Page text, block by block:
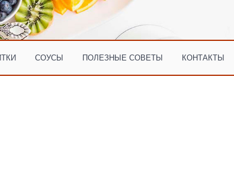
СОУСЫ ПОЛЕЗНЫЕ СОВЕТЫ КОНТАКТЫ